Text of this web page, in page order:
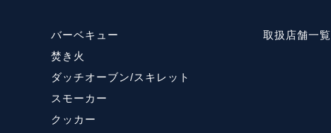
バーベキュー
焚き火
ダッチオーブン/スキレット
スモーカー
クッカー
取扱店舗一覧